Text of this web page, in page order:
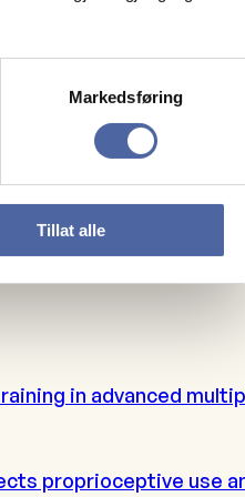
Markedsføring
Tillat alle
resten av kroppen.
med
bli at du ikke er
fatigue
her.
in advanced
proprioceptive use